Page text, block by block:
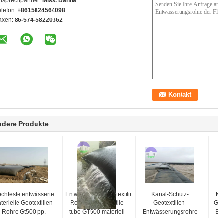
+8615824564098
86-574-58220362
Produkte
entwässerte
Geotextilien-
Rohre Gt500 pp.
Entwässerungsgeotextilien-
Rohre pp. geotextile
tube GT500 materiell
Kanal-Schutz-
Geotextilien-
Entwässerungsrohre